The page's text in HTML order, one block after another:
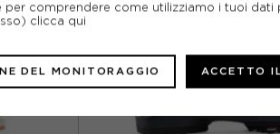
per comprendere come utilizziamo i tuoi
clicca qui
DEL MONITORAGGIO ACCETTO